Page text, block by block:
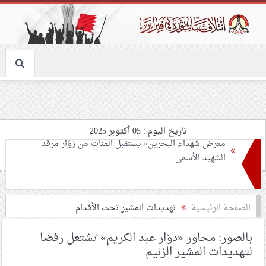
تاريخ اليوم : 05 أكتوبر 2025
معرض شهداء البحرين» يستقبل المئات من زوّار مرقد
الكيان الصهيونيّ ينقل الناشطين البحرينيّين المخطوفين
من «أسطول الصمود العالميّ» إلى سجن «كتسيعوت»
عرض الفيلم الوثائقيّ «العابرون للحدود» بيومه الثاني في
الصفحة الرئيسية تهديدات المشير تحت الأقدام
بالصور: محاور «دوّار عبد الكريم» تشتعل رفضا
لتهديدات المشير الزنيم